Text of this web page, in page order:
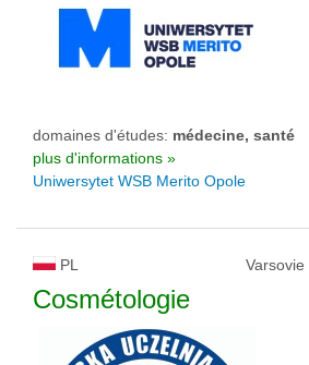
domaines d'études: médecine, santé
plus d'informations »
Uniwersytet WSB Merito Opole
PL Varsovie
Cosmétologie